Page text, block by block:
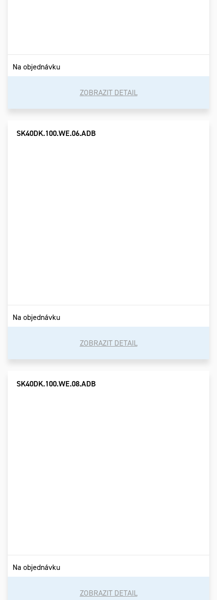
Na objednávku
ZOBRAZIT DETAIL
SK40DK.100.WE.06.ADB
Na objednávku
ZOBRAZIT DETAIL
SK40DK.100.WE.08.ADB
Na objednávku
ZOBRAZIT DETAIL